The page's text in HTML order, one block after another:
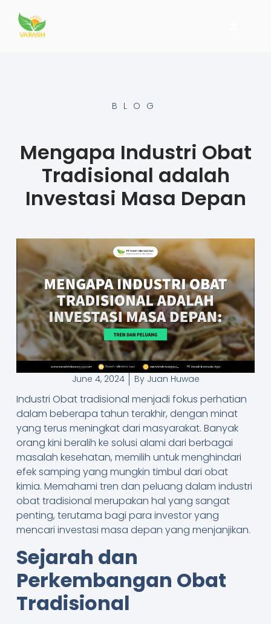
BLOG
Mengapa Industri Obat
Tradisional adalah
Investasi Masa Depan
June 4, 2024 ByJuan Huwae
Industri Obat tradisional menjadi fokus perhatian
dalam beberapa tahun terakhir, dengan minat
yang terus meningkat dari masyarakat. Banyak
orang kini beralih ke solusi alami dari berbagai
masalah kesehatan, memilih untuk menghindari
efek samping yang mungkin timbul dari obat
kimia. Memahami tren dan peluang dalam industri
obat tradisional merupakan hal yang sangat
penting, terutama bagi para investor yang
mencari investasi masa depan yang menjanjikan.
Sejarah dan
Perkembangan Obat
Tradisional